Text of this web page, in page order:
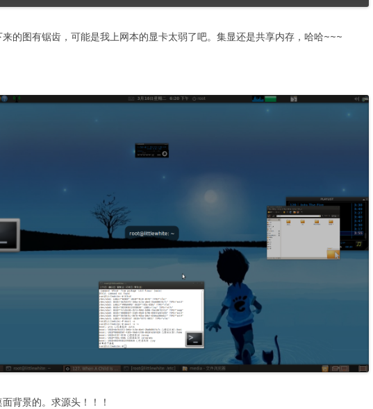
的图有锯齿，可能是我上网本的显卡太弱了吧。集显还是共享内存，哈哈~~~
背景的。求源头！！！